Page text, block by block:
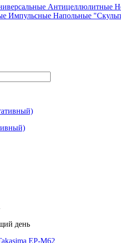
Антицеллюлитные
Импульсные Напольные
день